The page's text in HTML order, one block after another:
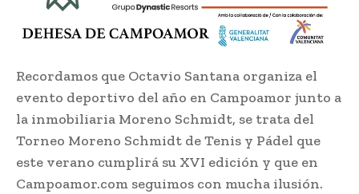
Recordamos que Octavio Santana organiza el
evento deportivo del año en Campoamor junto a
la inmobiliaria Moreno Schmidt, se trata del
Torneo Moreno Schmidt de Tenis y Pádel que
este verano cumplirá su XVI edición y que en
Campoamor.com seguimos con mucha ilusión.